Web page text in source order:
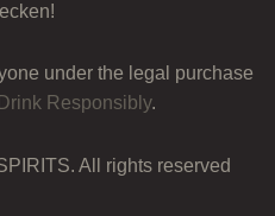
under the legal purchase
Drink Responsibly.
All rights reserved